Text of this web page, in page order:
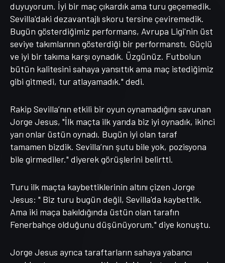
duyuyorum. İyi bir maç çıkardık ama turu geçemedik.
Sevilla'daki dezavantajlı skoru tersine çeviremedik.
Bugün gösterdiğimiz performans, Avrupa Ligi'nin üst
seviye takımlarının gösterdiği bir performanstı. Güçlü
ve iyi bir takıma karşı oynadık. Üzgünüz. Futbolun
bütün kalitesini sahaya yansıttık ama maç istediğimiz
gibi gitmedi, tur atlayamadık." dedi.
Rakip Sevilla’nın etkili bir oyun oynamadığını savunan
Jorge Jesus, "İlk maçta ilk yarıda biz iyi oynadık, ikinci
yarı onlar üstün oynadı. Bugün iyi olan taraf
tamamen bizdik. Sevilla’nın şutu bile yok, pozisyona
bile girmediler." diyerek görüşlerini belirtti.
Turu ilk maçta kaybettiklerinin altını çizen Jorge
Jesus: " Biz turu bugün değil, Sevilla'da kaybettik.
Ama iki maça bakıldığında üstün olan tarafın
Fenerbahçe olduğunu düşünüyorum." diye konuştu.
Jorge Jesus ayrıca taraftarların sahaya yabancı